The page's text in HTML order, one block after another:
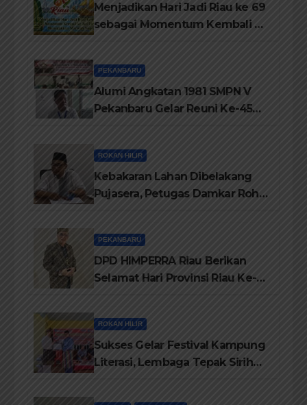
Menjadikan Hari Jadi Riau ke 69
sebagai Momentum Kembali ke
PEKANBARU
Alumi Angkatan 1981 SMPN V
Pekanbaru Gelar Reuni Ke-45
ROKAN HILIR
Kebakaran Lahan Dibelakang
Pujasera, Petugas Damkar Rohil
PEKANBARU
DPD HIMPERRA Riau Berikan
Selamat Hari Provinsi Riau Ke-
ROKAN HILIR
Sukses Gelar Festival Kampung
Literasi, Lembaga Tepak Sirih